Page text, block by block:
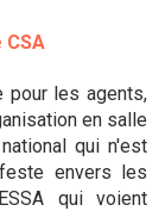
pour les agents,
en salle
qui n'est
envers les
qui voient